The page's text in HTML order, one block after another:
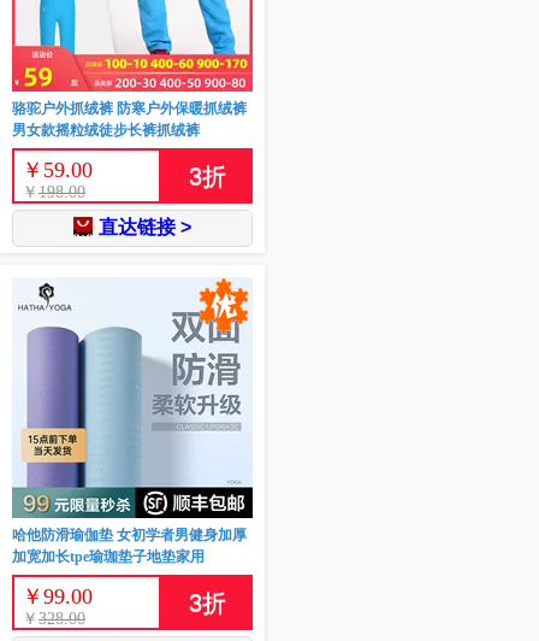
骆驼户外抓绒裤 防寒户外保暖抓绒裤
男女款摇粒绒徒步长裤抓绒裤
￥ 59.00
￥ 198.00
3折
直达链接 >
哈他防滑瑜伽垫 女初学者男健身加厚
加宽加长tpe瑜珈垫子地垫家用
￥ 99.00
￥ 328.00
3折